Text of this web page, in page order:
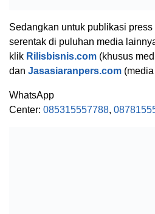
Sedangkan untuk publikasi
serentak di puluhan media
klik Rilisbisnis.com (khusus
dan Jasasiaranpers.com
WhatsApp
Center: 085315557788,